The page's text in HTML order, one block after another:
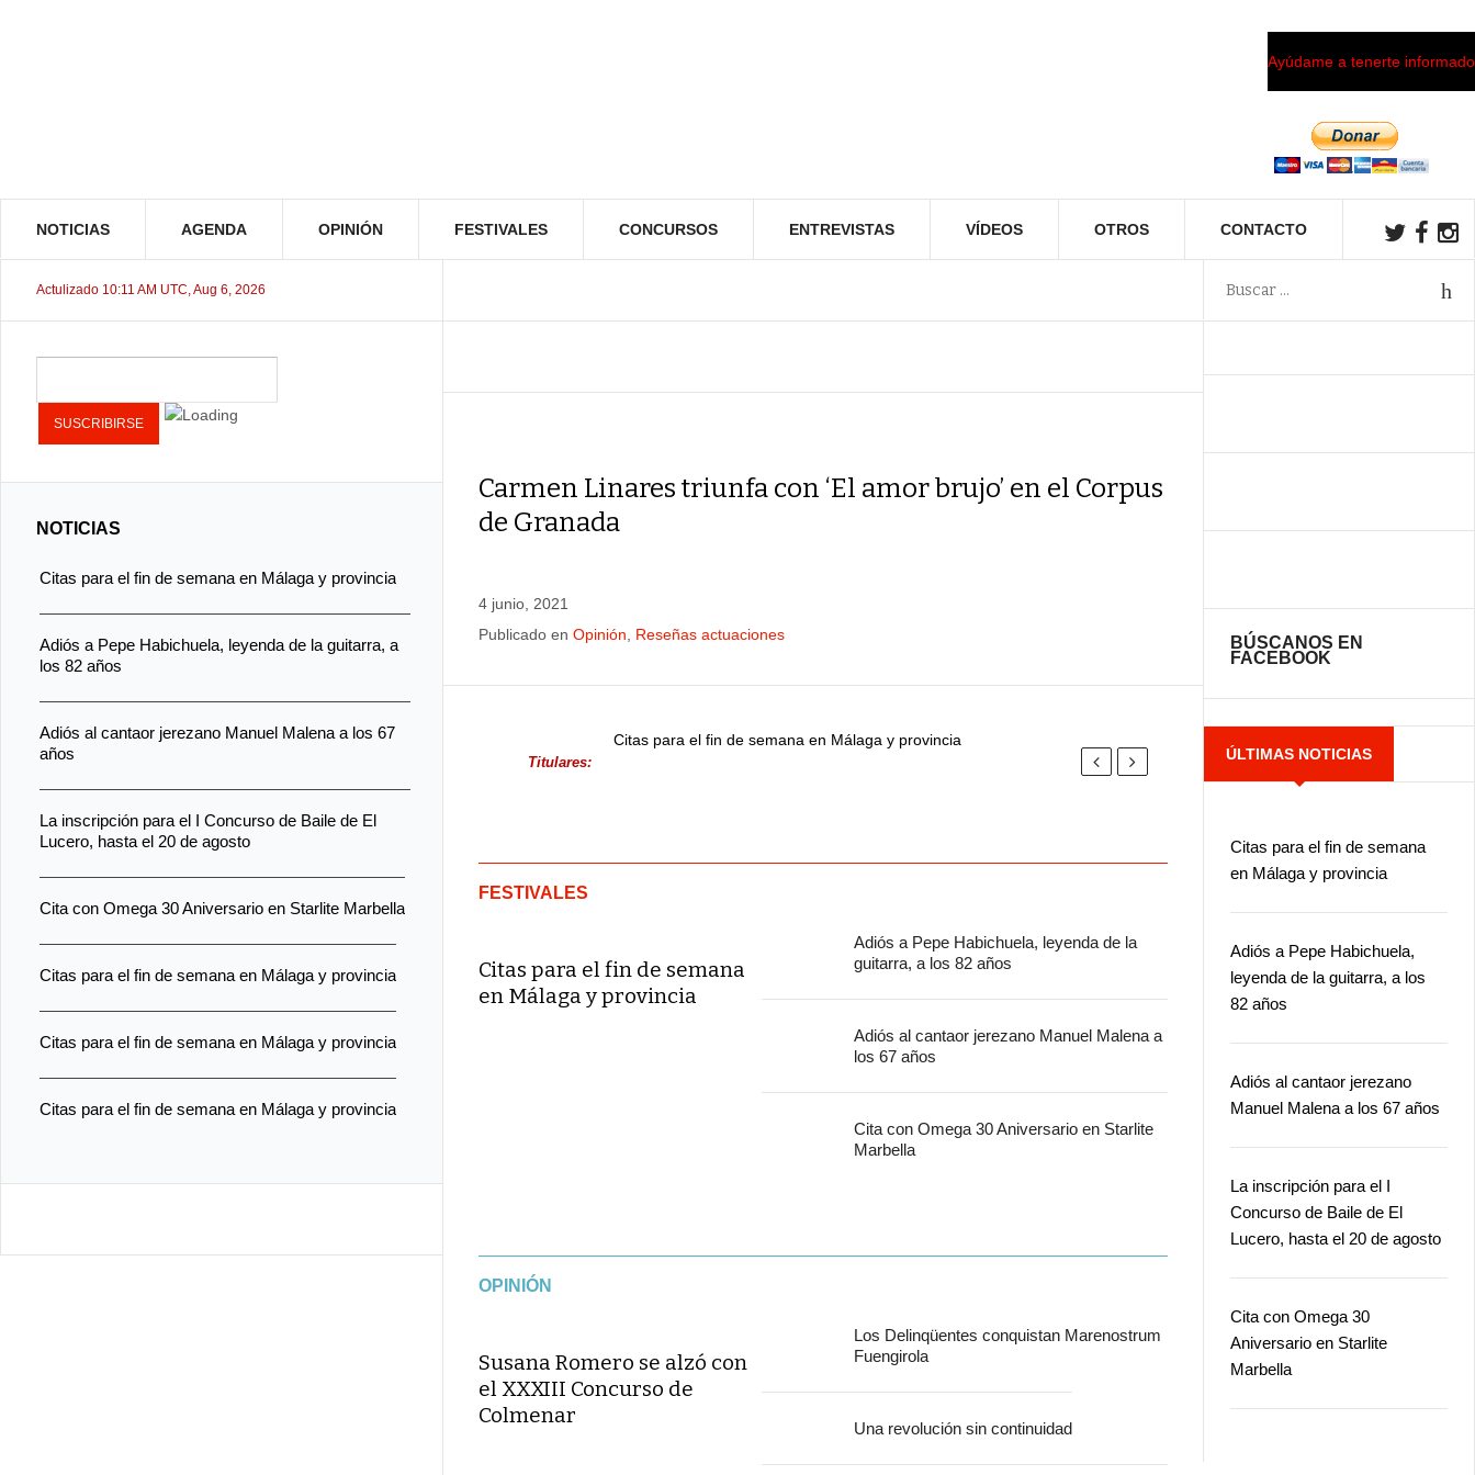
Ayúdame a tenerte informado
NOTICIAS AGENDA OPINIÓN FESTIVALES CONCURSOS ENTREVISTAS VÍDEOS OTROS CONTACTO
Actulizado 10:11 AM UTC, Aug 6, 2026
Carmen Linares triunfa con ‘El amor brujo’ en el Corpus
de Granada
4 junio, 2021
Publicado enOpinión Reseñas actuaciones
Titulares:
Citas para el fin de semana en Málaga y provincia
FESTIVALES
Citas para el fin de semana
en Málaga y provincia
Adiós a Pepe Habichuela, leyenda de la
guitarra, a los 82 años
Adiós al cantaor jerezano Manuel Malena a
los 67 años
Cita con Omega 30 Aniversario en Starlite
Marbella
OPINIÓN
Susana Romero se alzó con
el XXXIII Concurso de
Colmenar
Los Delinqüentes conquistan Marenostrum
Fuengirola
Una revolución sin continuidad
BÚSCANOS EN
FACEBOOK
ÚLTIMAS NOTICIAS
Citas para el fin de semana
en Málaga y provincia
Adiós a Pepe Habichuela,
leyenda de la guitarra, a los
82 años
Adiós al cantaor jerezano
Manuel Malena a los 67 años
La inscripción para el I
Concurso de Baile de El
Lucero, hasta el 20 de agosto
Cita con Omega 30
Aniversario en Starlite
Marbella
NOTICIAS
Citas para el fin de semana en Málaga y provincia
Adiós a Pepe Habichuela, leyenda de la guitarra, a
los 82 años
Adiós al cantaor jerezano Manuel Malena a los 67
años
La inscripción para el I Concurso de Baile de El
Lucero, hasta el 20 de agosto
Cita con Omega 30 Aniversario en Starlite Marbella
Citas para el fin de semana en Málaga y provincia
Citas para el fin de semana en Málaga y provincia
Citas para el fin de semana en Málaga y provincia